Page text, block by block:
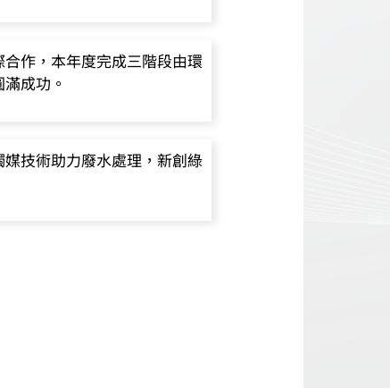
作，本年度完成三階段由環
成功。
技術助力廢水處理，新創綠